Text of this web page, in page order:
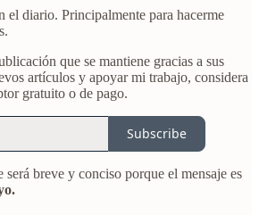
el diario. Principalmente para hacerme
que se mantiene gracias a sus
artículos y apoyar mi trabajo, considera
gratuito o de pago.
Subscribe
será breve y conciso porque el mensaje es